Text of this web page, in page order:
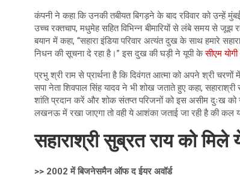
कंपनी ने कहा कि उनकी तबीयत बिगड़ने के बाद रविवार को उन्हें
उच्च रक्तचाप, मधुमेह सहित विभिन्न बीमारियों से लंबे समय से
बयान में कहा, ‘‘सहारा इंडिया परिवार अत्यंत दुख के साथ हमारे
निधन की सूचना दे रहा है।’’ इस दुख की घड़ी ने यूपी केसीएम
प्रभु श्री राम से प्रार्थना है कि दिवंगत आत्मा को अपने श्री
सपा नेता शिवपाल सिंह यादव ने भी शोख जताते हुए कहा,
शांति प्रदान करें और शोक संतप्त परिजनों को इस असीम दुःख को
लखनऊ में रखा जाएगा तो वही ये आशंका जताई जा रही है की कल
सहाराश्री सुब्रत राय को मिले
>> 2002 में बिजनेसमैन ऑफ द ईयर अवॉर्ड